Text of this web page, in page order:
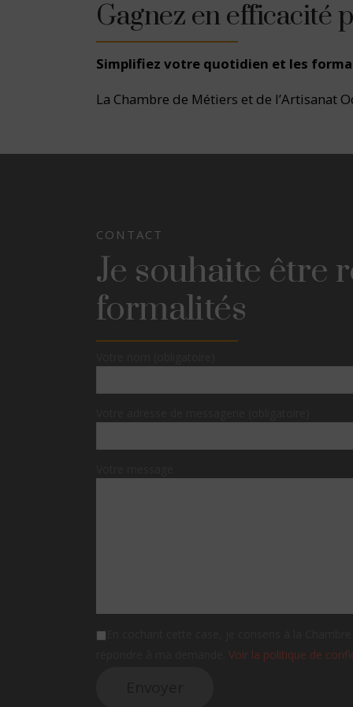
Gagnez en efficacité
Simplifiez votre quotidien et les
La Chambre de Métiers et de l’Artisanat
CONTACT
Je souhaite être
formalités
Voir la politique de